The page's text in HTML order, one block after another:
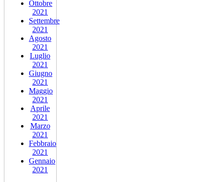
Ottobre
2021
Settembre
2021
Agosto
2021
Luglio
2021
Giugno
2021
Maggio
2021
Aprile
2021
Marzo
2021
Febbraio
2021
Gennaio
2021